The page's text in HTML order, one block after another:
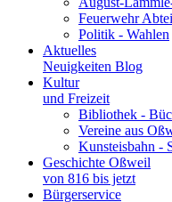
Feuerwehr
Politik - Wahlen
Aktuelles
Neuigkeiten Blog
Kultur
und Freizeit
Bibliothek -
Vereine aus
Kunsteisbahn -
Geschichte Oßweil
von 816 bis jetzt
Bürgerservice